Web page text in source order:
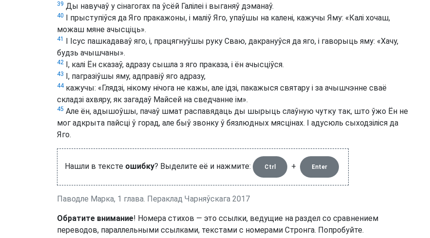
39 Ды навучаў у сінагогах па ўсёй Галілеі і выганяў дэманаў.
40 І прыступіўся да Яго пракажоны, і маліў Яго, упаўшы на калені, кажучы Яму: «Калі хочаш,
можаш мяне ачысціць».
41 І Ісус пашкадаваў яго, і, працягнуўшы руку Сваю, дакрануўся да яго, і гаворыць яму: «Хачу,
будзь ачышчаны».
42 І, калі Ён сказаў, адразу сышла з яго праказа, і ён ачысціўся.
43 І, пагразіўшы яму, адправіў яго адразу,
44кажучы: «Глядзі, нікому нічога не кажы, але ідзі, пакажыся святару і за ачышчэнне сваё
складзі ахвяру, як загадаў Майсей на сведчанне ім».
45 Але ён, адышоўшы, пачаў шмат распавядаць ды шырыць слаўную чутку так, што ўжо Ён не
мог адкрыта пайсці ў горад, але быў звонку ў бязлюдных мясцінах. І адусюль сыходзіліся да
Яго.
Нашли в тексте ошибку? Выделите её и нажмите: Ctrl + Enter
Паводле Марка, 1 глава. Пераклад Чарняўскага 2017
Обратите внимание! Номера стихов — это ссылки, ведущие на раздел со сравнением
переводов, параллельными ссылками, текстами с номерами Стронга. Попробуйте.